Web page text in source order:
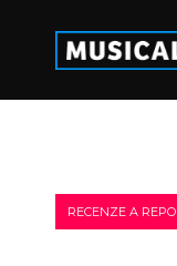
RECENZE A